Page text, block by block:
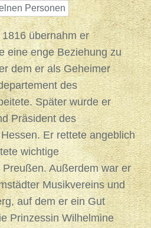
Personen
übernahm er
eine enge Beziehung zu
dem er als Geheimer
des
Später wurde er
Präsident des
Er rettete angeblich
wichtige
Außerdem war er
Musikvereins und
auf dem er ein Gut
Prinzessin Wilhelmine